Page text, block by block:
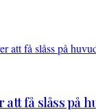
få slåss på